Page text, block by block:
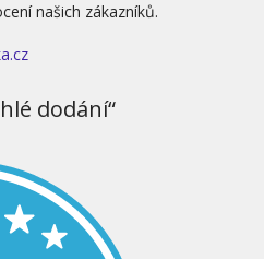
našich zákazníků.
dodání“